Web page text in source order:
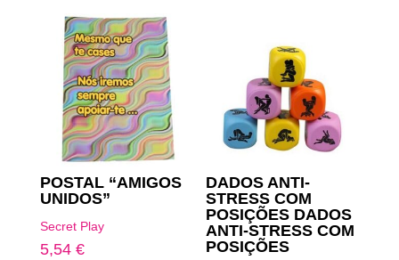
POSTAL “AMIGOS
UNIDOS”
Secret Play
5,54 €
DADOS ANTI-
STRESS COM
POSIÇÕES DADOS
ANTI-STRESS COM
POSIÇÕES